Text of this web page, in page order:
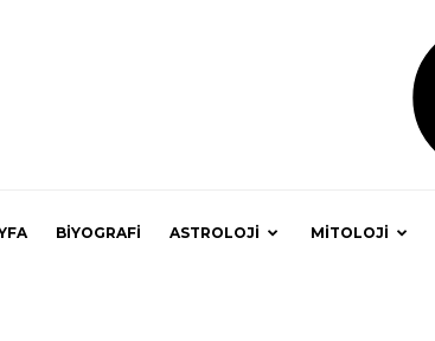
BİYOGRAFİ ASTROLOJİ MİTOLOJİ